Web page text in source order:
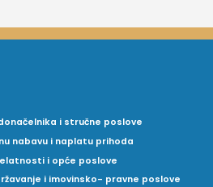
i stručne poslove
nabavu i naplatu prihoda
i opće poslove
i imovinsko- pravne poslove